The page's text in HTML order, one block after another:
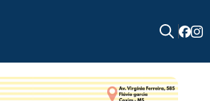
for: